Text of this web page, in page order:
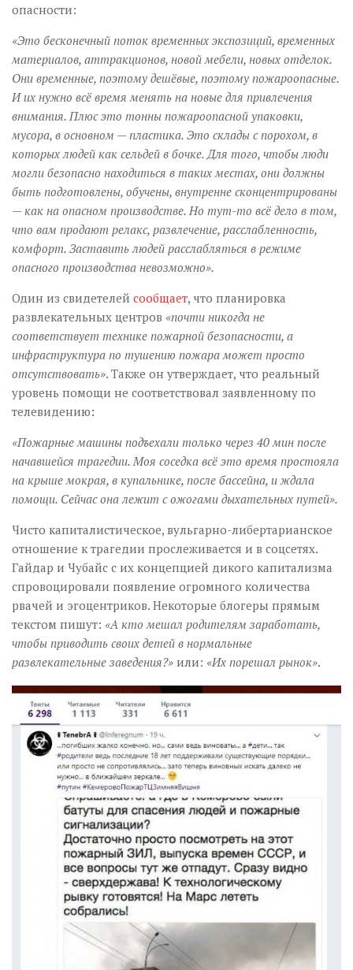
опасности:
«Это бесконечный поток временных экспозиций, временных
материалов, аттракционов, новой мебели, новых отделок.
Они временные, поэтому дешёвые, поэтому пожароопасные.
И их нужно всё время менять на новые для привлечения
внимания. Плюс это тонны пожароопасной упаковки,
мусора, в основном — пластика. Это склады с порохом, в
которых людей как сельдей в бочке. Для того, чтобы люди
могли безопасно находиться в таких местах, они должны
быть подготовлены, обучены, внутренне сконцентрированы
— как на опасном производстве. Но тут-то всё дело в том,
что вам продают релакс, развлечение, расслабленность,
комфорт. Заставить людей расслабляться в режиме
опасного производства невозможно».
Один из свидетелей сообщает, что планировка
развлекательных центров «почти никогда не
соответствует технике пожарной безопасности, а
инфраструктура по тушению пожара может просто
отсутствовать». Также он утверждает, что реальный
уровень помощи не соответствовал заявленному по
телевидению:
«Пожарные машины подъехали только через 40 мин после
начавшейся трагедии. Моя соседка всё это время простояла
на крыше мокрая, в купальнике, после бассейна, и ждала
помощи. Сейчас она лежит с ожогами дыхательных путей».
Чисто капиталистическое, вульгарно-либертарианское
отношение к трагедии прослеживается и в соцсетях.
Гайдар и Чубайс с их концепцией дикого капитализма
спровоцировали появление огромного количества
рвачей и эгоцентриков. Некоторые блогеры прямым
текстом пишут: «А кто мешал родителям заработать,
чтобы приводить своих детей в нормальные
развлекательные заведения?» или: «Их порешал рынок».